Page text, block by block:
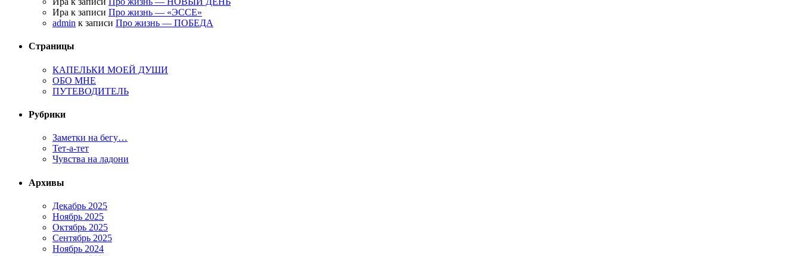
Ира к записи Про жизнь — «ЭССЕ»
admin к записи Про жизнь — ПОБЕДА
Страницы
КАПЕЛЬКИ МОЕЙ ДУШИ
ОБО МНЕ
ПУТЕВОДИТЕЛЬ
Рубрики
Заметки на бегу…
Тет-а-тет
Чувства на ладони
Архивы
Декабрь 2025
Ноябрь 2025
Октябрь 2025
Сентябрь 2025
Ноябрь 2024